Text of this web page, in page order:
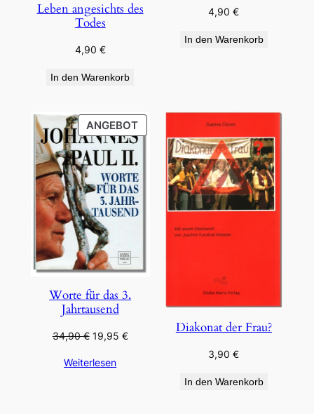
Leben angesichts des
Todes
4,90 €
In den Warenkorb
4,90€
In den Warenkorb
ANGEBOTPRODUKT
IM
ANGEBOT
Worte für das 3.
Jahrtausend
34,90€ Ursprünglicher
war:
19,95 €Aktueller
Weiterlesen
Diakonat der Frau?
3,90€
In den Warenkorb